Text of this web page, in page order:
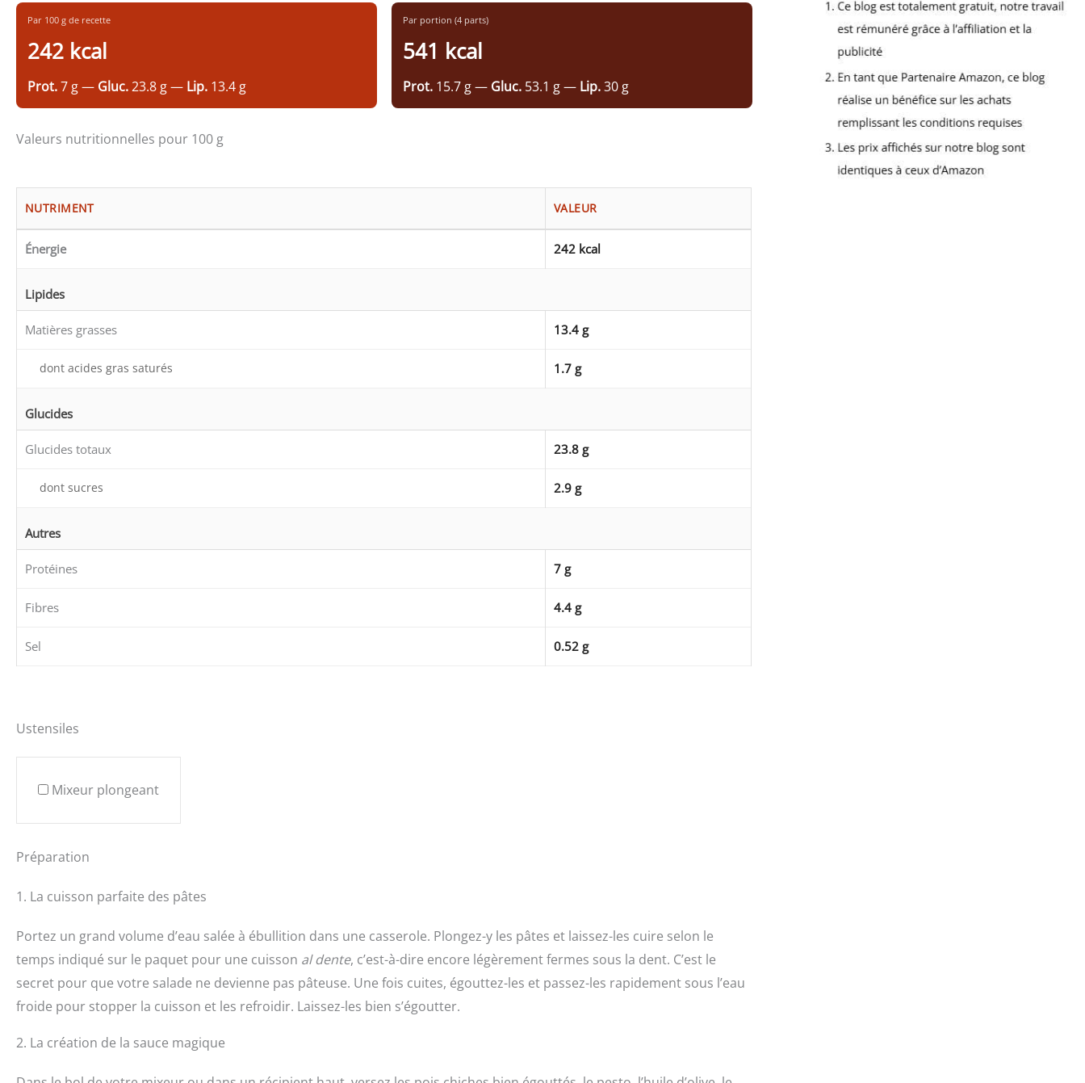
Par 100 g de recette
242 kcal
Prot.7 g — Gluc.23.8 g — Lip. 13.4 g
Par portion (4 parts)
541 kcal
Prot. 15.7 g — Gluc. 53.1 g — Lip.30 g
Valeurs nutritionnelles pour 100 g
NUTRIMENT VALEUR
Énergie 242 kcal
Lipides
Matières grasses 13.4 g
dont acides gras saturés 1.7 g
Glucides
Glucides totaux 23.8 g
dont sucres 2.9 g
Autres
Protéines 7 g
Fibres 4.4 g
Sel 0.52 g
Ustensiles
Mixeur plongeant
Préparation
1. La cuisson parfaite des pâtes
Portez un grand volume d’eau salée à ébullition dans une casserole. Plongez-y les pâtes et laissez-les cuire selon le
temps indiqué sur le paquet pour une cuisson al dente, c’est-à-dire encore légèrement fermes sous la dent. C’est le
secret pour que votre salade ne devienne pas pâteuse. Une fois cuites, égouttez-les et passez-les rapidement sous l’eau
froide pour stopper la cuisson et les refroidir. Laissez-les bien s’égoutter.
2. La création de la sauce magique